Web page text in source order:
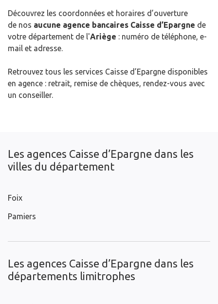
Découvrez les coordonnées et horaires d’ouverture
de nos aucune agence bancaires Caisse d’Epargne de
votre département de l'Ariège : numéro de téléphone, e-
mail et adresse.
Retrouvez tous les services Caisse d’Epargne disponibles
en agence : retrait, remise de chèques, rendez-vous avec
un conseiller.
Les agences Caisse d’Epargne dans les
villes du département
Foix
Pamiers
Les agences Caisse d’Epargne dans les
départements limitrophes